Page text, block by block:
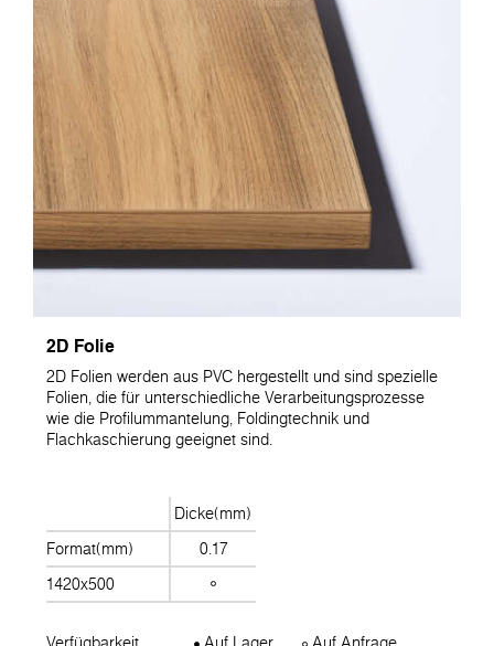
2D Folie
2D Folien werden aus PVC hergestellt und sind spezielle
Folien, die für unterschiedliche Verarbeitungsprozesse
wie die Profilummantelung, Foldingtechnik und
Flachkaschierung geeignet sind.
Dicke(mm)
Format(mm)
0.17
1420x500